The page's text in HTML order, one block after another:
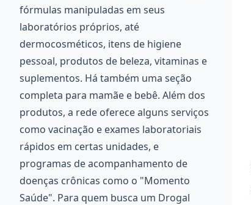
fórmulas manipuladas em seus
laboratórios próprios, até
dermocosméticos, itens de higiene
pessoal, produtos de beleza, vitaminas e
suplementos. Há também uma seção
completa para mamãe e bebê. Além dos
produtos, a rede oferece alguns serviços
como vacinação e exames laboratoriais
rápidos em certas unidades, e
programas de acompanhamento de
doenças crônicas como o "Momento
Saúde". Para quem busca um Drogal